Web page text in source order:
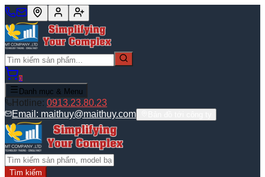
0
Danh mục & Menu
Hotline: 0913.23.80.23
Email: maithuy@maithuy.com
Tìm kiếm